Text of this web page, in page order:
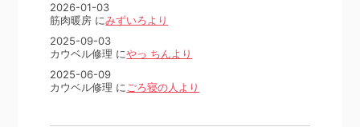
2026-01-03
筋肉暖房 にみずいろより
2025-09-03
カウベル修理 にやっ ちんより
2025-06-09
カウベル修理 に ごろ寝の人より